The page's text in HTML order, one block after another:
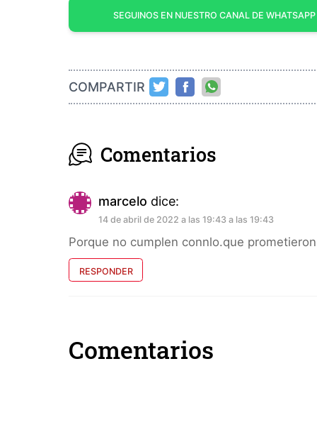
SEGUINOS EN NUESTRO CANAL DE WHATSAPP
COMPARTIR
Comentarios
marcelo dice:
14 de abril de 2022 a las 19:43 a las 19:43
Porque no cumplen connlo.que
RESPONDER
Comentarios